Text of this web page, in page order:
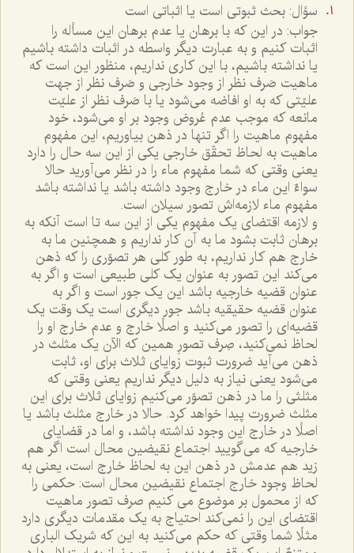
سؤال: بحث ثبوتى است يا اثباتى است
جواب: در اين که با برهان يا عدم برهان اين مسأله را
اثبات کنيم و به عبارت ديگر واسطه در اثبات داشته باشيم
يا نداشته باشيم، با اين کارى نداريم، منظور اين است که
ماهيت صَرف نظر از وجود خارجى و صَرف نظر از جهت
عليّتى که به او افاضه مى‌شود يا با صَرف نظر از عليّت
مانعه که موجب عدم عُروض وجود بر او مى‌شود، خود
مفهوم ماهيت را اگر تنها در ذهن بياوريم، اين مفهوم
ماهيت به لحاظ تحقّق خارجى يکى از اين سه حال را دارد
يعنى وقتى که شما مفهوم ماء را در نظر مى‌آوريد حالا
سواءٌ اين ماء در خارج وجود داشته باشد يا نداشته باشد
مفهوم ماء لازمه‌اش تصور سيلان است.
و لازمه اقتضاى يک مفهوم يکى از اين سه تا است آنکه به
برهان ثابت بشود ما به آن کار نداريم و همچنين ما به
خارج هم کار نداريم، به طور کلى هر تصوّرى را که ذهن
مى‌کند اين تصور به عنوان يک کلى طبيعى است و اگر به
عنوان قضيه خارجيه باشد اين يک جور است و اگر به
عنوان قضيه حقيقيه باشد جور ديگرى است يک وقت يک
قضيه‌اى را تصور مى‌کنيد و اصلًا خارج و عدم خارج او را
لحاظ نمى‌کنيد، صِرف تصورِ همين که الآن يک مثلث در
ذهن مى‌آيد ضرورت ثبوت زواياى ثلاث براى او، ثابت
مى‌شود يعنى نياز به دليل ديگر نداريم يعنى وقتى که
مثلثى را ما در ذهن تصوّر مى‌کنيم زواياى ثلاث براى اين
مثلث ضرورت پيدا خواهد کرد. حالا در خارج مثلث باشد يا
اصلًا در خارج اين وجود نداشته باشد، و اما در قضاياى
خارجيه که مى‌گوييد اجتماع نقيضين محال است اگر هم
زيد هم عدمش در ذهن اين به لحاظ خارج است، يعنى به
لحاظ وجود خارج اجتماع نقيضين محال است: حکمى را
که از محمول بر موضوع مى کنيم صرف تصور ماهيت
اقتضاى اين را نمى‌کند احتياج به يک مقدمات ديگرى دارد
مثلًا شما وقتى که حکم مى‌کنيد به اين که شريک البارى